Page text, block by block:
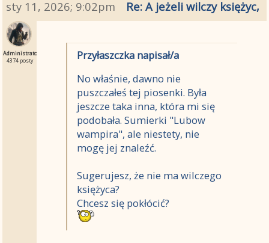
sty 11, 2026; 9:02pm
Re: A jeżeli wilczy
Administrator
4374 posty
Przyłaszczka napisał/a
No właśnie, dawno nie
puszczałeś tej piosenki. Była
jeszcze taka inna, która mi się
podobała. Sumierki "Lubow
wampira", ale niestety, nie
mogę jej znaleźć.
Sugerujesz, że nie ma wilczego
księżyca?
Chcesz się pokłócić?